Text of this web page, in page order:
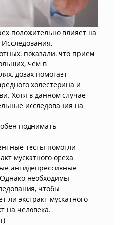
положительно влияет на
показали, что прием
чем в
дозах помогает
холестерина и
Хотя в данном случае
исследования на
поднимать
тесты помогли
мускатного ореха
антидепрессивные
необходимы
чтобы
ли экстракт мускатного
на человека.